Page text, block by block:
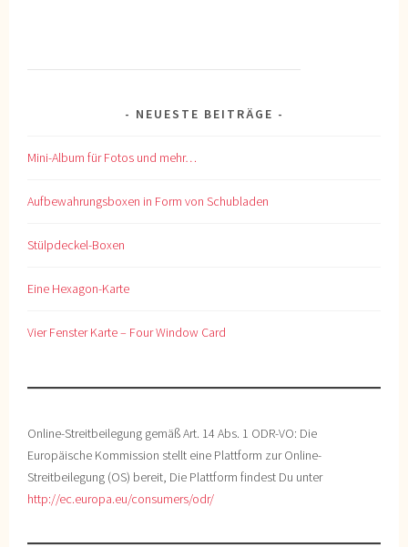
NEUESTE BEITRÄGE
Mini-Album für Fotos und mehr…
Aufbewahrungsboxen in Form von Schubladen
Stülpdeckel-Boxen
Eine Hexagon-Karte
Vier Fenster Karte – Four Window Card
Online-Streitbeilegung gemäß Art. 14 Abs. 1 ODR-VO: Die
Europäische Kommission stellt eine Plattform zur Online-
Streitbeilegung (OS) bereit, Die Plattform findest Du unter
http://ec.europa.eu/consumers/odr/